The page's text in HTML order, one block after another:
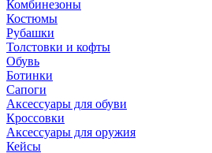
Комбинезоны
Костюмы
Рубашки
Толстовки и кофты
Обувь
Ботинки
Сапоги
Аксессуары для обуви
Кроссовки
Аксессуары для оружия
Кейсы